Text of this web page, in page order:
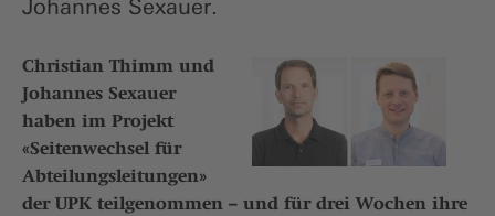
Johannes Sexauer.
Christian Thimm und
Johannes Sexauer
haben im Projekt
«Seitenwechsel für
Abteilungsleitungen»
der UPK teilgenommen – und für drei Wochen ihre